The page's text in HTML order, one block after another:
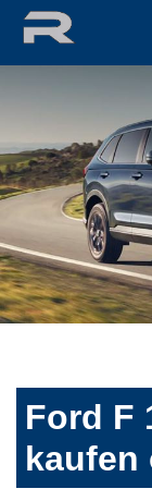
Ford F
kaufen